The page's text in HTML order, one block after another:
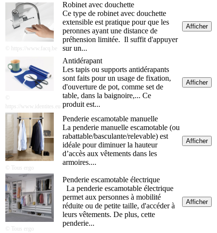
© https://www.facq.be
Robinet avec douchette
Ce type de robinet avec douchette
extensible est pratique pour que les
peronnes ayant une distance de
préhension limitée. Il suffit d'appuyer
sur un...
Afficher
https://www.identites.eu
Antidérapant
Les tapis ou supports antidérapants
sont faits pour un usage de fixation,
d'ouverture de pot, comme set de
table, dans la baignoire,... Ce
produit est...
Afficher
© Tous ergo
Penderie escamotable manuelle
La penderie manuelle escamotable (ou
rabattable/basculante/relevable) est
idéale pour diminuer la hauteur
d’accès aux vêtements dans les
armoires....
Afficher
© Tous ergo
Penderie escamotable électrique
La penderie escamotable électrique
permet aux personnes à mobilité
réduite ou de petite taille, d'accéder à
leurs vêtements. De plus, cette
penderie...
Afficher